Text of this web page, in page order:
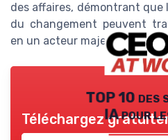
des affaires, démontrant que
du changement peuvent
en un acteur majeur et
TOP 10 des
IA pour
Téléchargez